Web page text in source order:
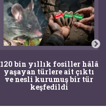
120 bin yıllık fosiller hâlâ
yaşayan türlere ait çıktı
ve nesli kurumuş bir tür
keşfedildi